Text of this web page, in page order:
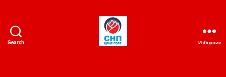
Search Изборник